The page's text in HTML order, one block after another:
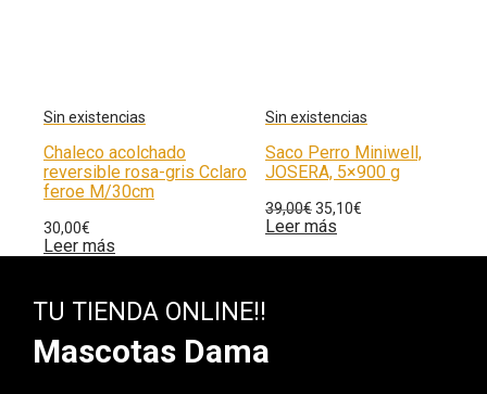
Chaleco acolchado
reversible rosa-gris Cclaro
feroe M/30cm
30,00€
Leer más
Saco Perro Miniwell,
JOSERA, 5×900 g
39,00€35,10€
Leer más
TU TIENDA ONLINE!!
Mascotas Dama